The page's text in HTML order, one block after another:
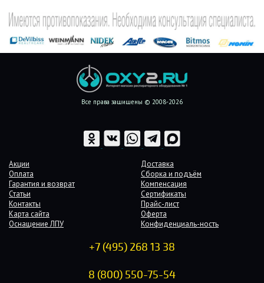
Все права защищены © 2008-2026
Акции
Доставка
Оплата
Сборка и подъём
Гарантия и возврат
Компенсация
Статьи
Сертификаты
Контакты
Прайс-лист
Карта сайта
Оферта
Оснащение ЛПУ
Конфиденциаль-ность
+7 (495) 268 13 38
8 (800) 550-75-54